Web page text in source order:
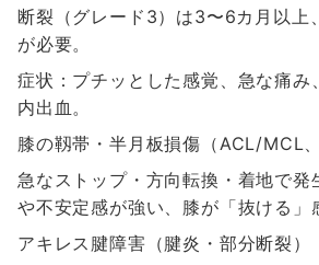
断裂（グレード3）は3〜6カ月以上
が必要。
症状：プチッとした感覚、急な痛み
内出血。
膝の靱帯・半月板損傷（ACL/MCL、
急なストップ・方向転換・着地で発
や不安定感が強い、膝が「抜ける」
アキレス腱障害（腱炎・部分断裂）